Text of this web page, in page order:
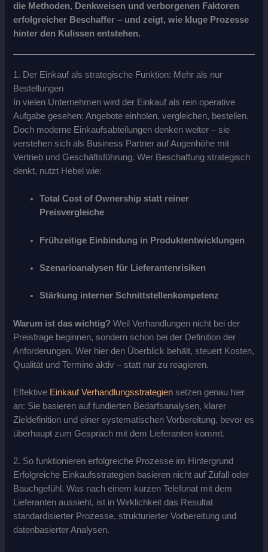
die Methoden, Denkweisen und verborgenen Faktoren
erfolgreicher Beschaffer – und zeigt, wie kluge Prozesse
hinter den Kulissen entstehen.
1. Der Einkauf als strategische Funktion: Mehr als nur
Bestellungen
In vielen Unternehmen wird der Einkauf als rein operative
Aufgabe gesehen: Angebote einholen, vergleichen, bestellen.
Doch moderne Einkaufsabteilungen denken weiter – sie
verstehen sich als Business Partner auf Augenhöhe mit
Vertrieb und Geschäftsführung. Wer Beschaffung strategisch
denkt, nutzt Hebel wie:
Total Cost of Ownership statt reiner
Preisvergleiche
Frühzeitige Einbindung in Produktentwicklungen
Szenarioanalysen für Lieferantenrisiken
Stärkung interner Schnittstellenkompetenz
Warum ist das wichtig? Weil Verhandlungen nicht bei der
Preisfrage beginnen, sondern schon bei der Definition der
Anforderungen. Wer hier den Überblick behält, steuert Kosten,
Qualität und Termine aktiv – statt nur zu reagieren.
Effektive Einkauf Verhandlungsstrategien setzen genau hier
an: Sie basieren auf fundierten Bedarfsanalysen, klarer
Zieldefinition und einer systematischen Vorbereitung, bevor es
überhaupt zum Gespräch mit dem Lieferanten kommt.
2. So funktionieren erfolgreiche Prozesse im Hintergrund
Erfolgreiche Einkaufsstrategien basieren nicht auf Zufall oder
Bauchgefühl. Was nach einem kurzen Telefonat mit dem
Lieferanten aussieht, ist in Wirklichkeit das Resultat
standardisierter Prozesse, strukturierter Vorbereitung und
datenbasierter Analysen.